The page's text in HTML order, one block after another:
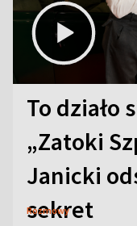
To działo
„Zatoki
Janicki
sekret
Rozmowy